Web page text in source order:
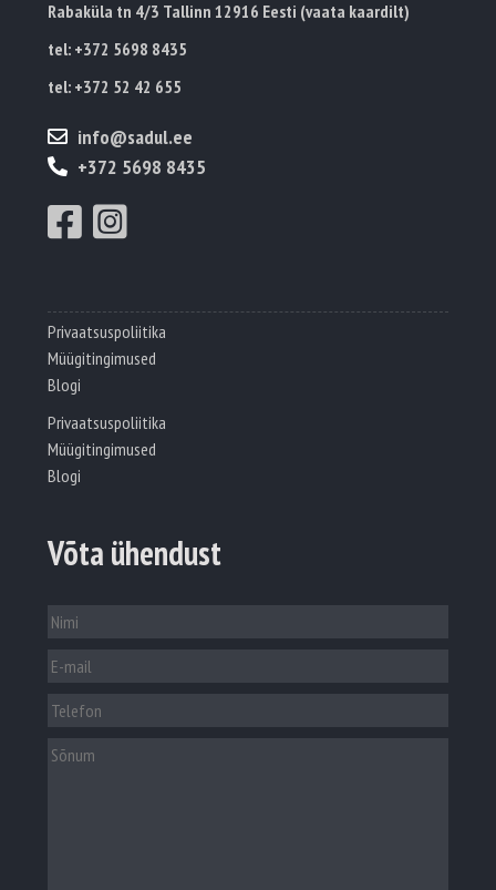
Rabaküla tn 4/3 Tallinn 12916 Eesti (vaata kaardilt)
tel: +372 5698 8435
tel: +372 52 42 655
info@sadul.ee
+372 5698 8435
Privaatsuspoliitika
Müügitingimused
Blogi
Privaatsuspoliitika
Müügitingimused
Blogi
Võta ühendust